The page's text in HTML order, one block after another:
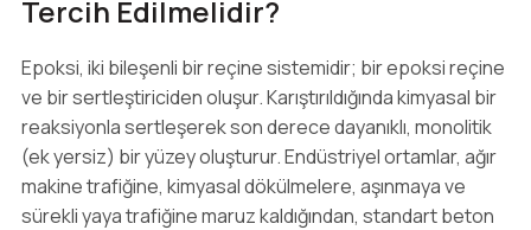
Tercih Edilmelidir?
Epoksi, iki bileşenli bir reçine sistemidir; bir epoksi reçine
ve bir sertleştiriciden oluşur. Karıştırıldığında kimyasal bir
reaksiyonla sertleşerek son derece dayanıklı, monolitik
(ek yersiz) bir yüzey oluşturur. Endüstriyel ortamlar, ağır
makine trafiğine, kimyasal dökülmelere, aşınmaya ve
sürekli yaya trafiğine maruz kaldığından, standart beton